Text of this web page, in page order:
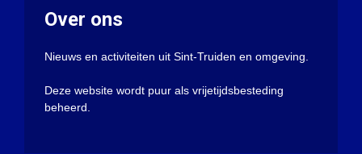
Over ons
Nieuws en activiteiten uit Sint-Truiden en omgeving.
Deze website wordt puur als vrijetijdsbesteding
beheerd.